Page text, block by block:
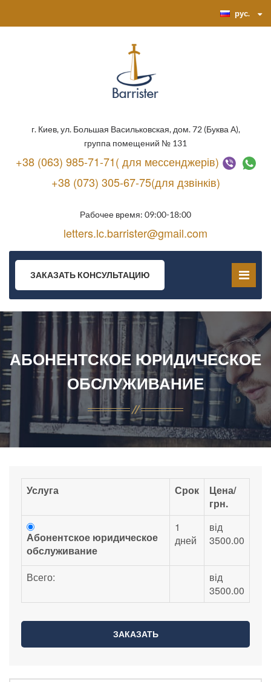
рус.
г. Киев, ул. Большая Васильковская, дом. 72 (Буква А),
группа помещений № 131
+38 (063) 985-71-71( для мессенджерів)
+38 (073) 305-67-75(для дзвінків)
Рабочее время: 09:00-18:00
letters.lc.barrister@gmail.com
ЗАКАЗАТЬ КОНСУЛЬТАЦИЮ
АБОНЕНТСКОЕ ЮРИДИЧЕСКОЕ
ОБСЛУЖИВАНИЕ
Услуга Срок
Цена/
грн.
Абонентское юридическое
обслуживание
1
дней
від
3500.00
Всего:
від
3500.00